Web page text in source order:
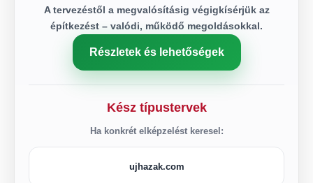
A tervezéstől a megvalósításig végigkísérjük az
építkezést – valódi, működő megoldásokkal.
Részletek és lehetőségek
Kész típustervek
Ha konkrét elképzelést keresel:
ujhazak.com